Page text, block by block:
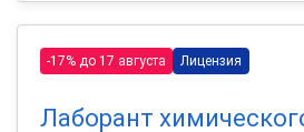
-17% до 17 августа Лицензия
Лаборант